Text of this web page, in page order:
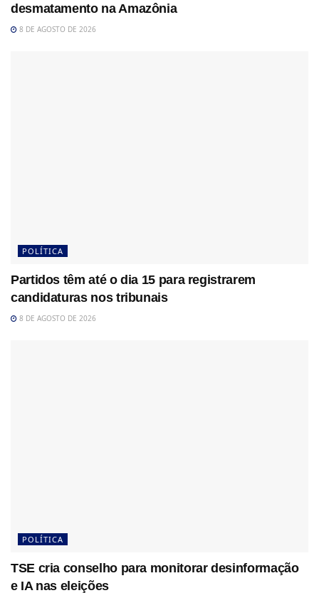
desmatamento na Amazônia
8 DE AGOSTO DE 2026
POLÍTICA
Partidos têm até o dia 15 para registrarem
candidaturas nos tribunais
8 DE AGOSTO DE 2026
POLÍTICA
TSE cria conselho para monitorar desinformação
e IA nas eleições